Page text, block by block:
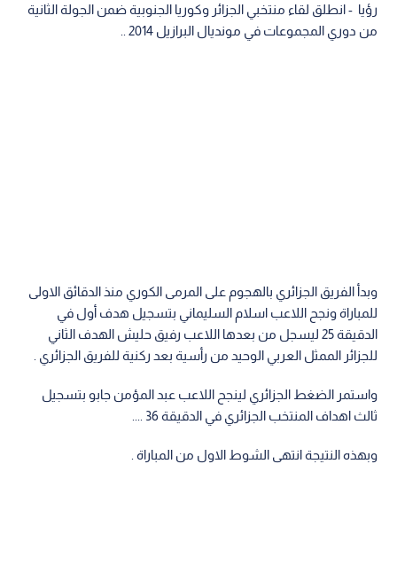
رؤيا - انطلق لقاء منتخبي الجزائر وكوريا الجنوبية ضمن الجولة الثانية
من دوري المجموعات في مونديال البرازيل 2014 ..
وبدأ الفريق الجزائري بالهجوم على المرمى الكوري منذ الدقائق الاولى
للمباراة ونجح اللاعب اسلام السليماني بتسجيل هدف أول في
الدقيقة 25 ليسجل من بعدها اللاعب رفيق حليش الهدف الثاني
للجزائر الممثل العربي الوحيد من رأسية بعد ركنية للفريق الجزائري .
واستمر الضغط الجزائري لينجح اللاعب عبد المؤمن جابو بتسجيل
ثالث اهداف المنتخب الجزائري في الدقيقة 36 ....
وبهذه النتيجة انتهى الشوط الاول من المباراة .